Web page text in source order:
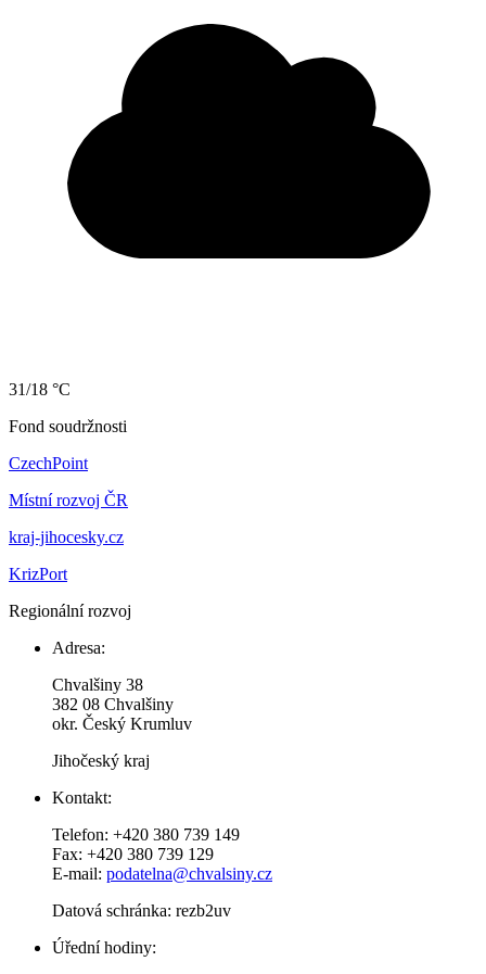
31/18 °C
Fond soudržnosti
CzechPoint
Místní rozvoj ČR
kraj-jihocesky.cz
KrizPort
Regionální rozvoj
Adresa:
Chvalšiny 38
382 08 Chvalšiny
okr. Český Krumluv
Jihočeský kraj
Kontakt:
Telefon: +420 380 739 149
Fax: +420 380 739 129
E-mail: podatelna@chvalsiny.cz
Datová schránka: rezb2uv
Úřední hodiny: